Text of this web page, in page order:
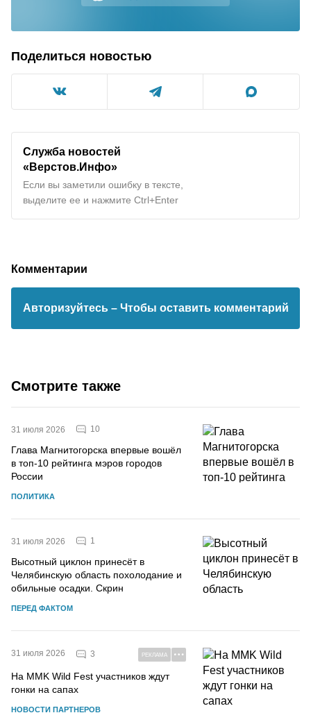
Поделиться новостью
Служба новостей
«Верстов.Инфо»
Если вы заметили ошибку в тексте,
выделите ее и нажмите Ctrl+Enter
Комментарии
Авторизуйтесь – Чтобы оставить комментарий
Смотрите также
31 июля 2026 10
Глава Магнитогорска впервые вошёл
в топ-10 рейтинга мэров городов
России
ПОЛИТИКА
31 июля 2026 1
Высотный циклон принесёт в
Челябинскую область похолодание и
обильные осадки. Скрин
ПЕРЕД ФАКТОМ
31 июля 2026 3 РЕКЛАМА
На MMK Wild Fest участников ждут
гонки на сапах
НОВОСТИ ПАРТНЕРОВ